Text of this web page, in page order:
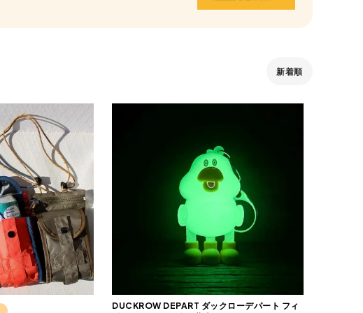
新着順
DUCKROW DEPART ダックローデパート フィ